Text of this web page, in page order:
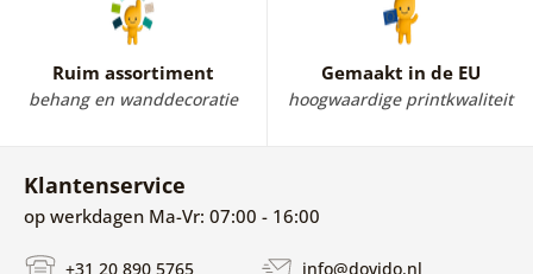
Ruim assortiment
behang en wanddecoratie
Gemaakt in de EU
hoogwaardige printkwaliteit
Klantenservice
op werkdagen Ma-Vr: 07:00 - 16:00
+31 20 890 5765 info@dovido.nl